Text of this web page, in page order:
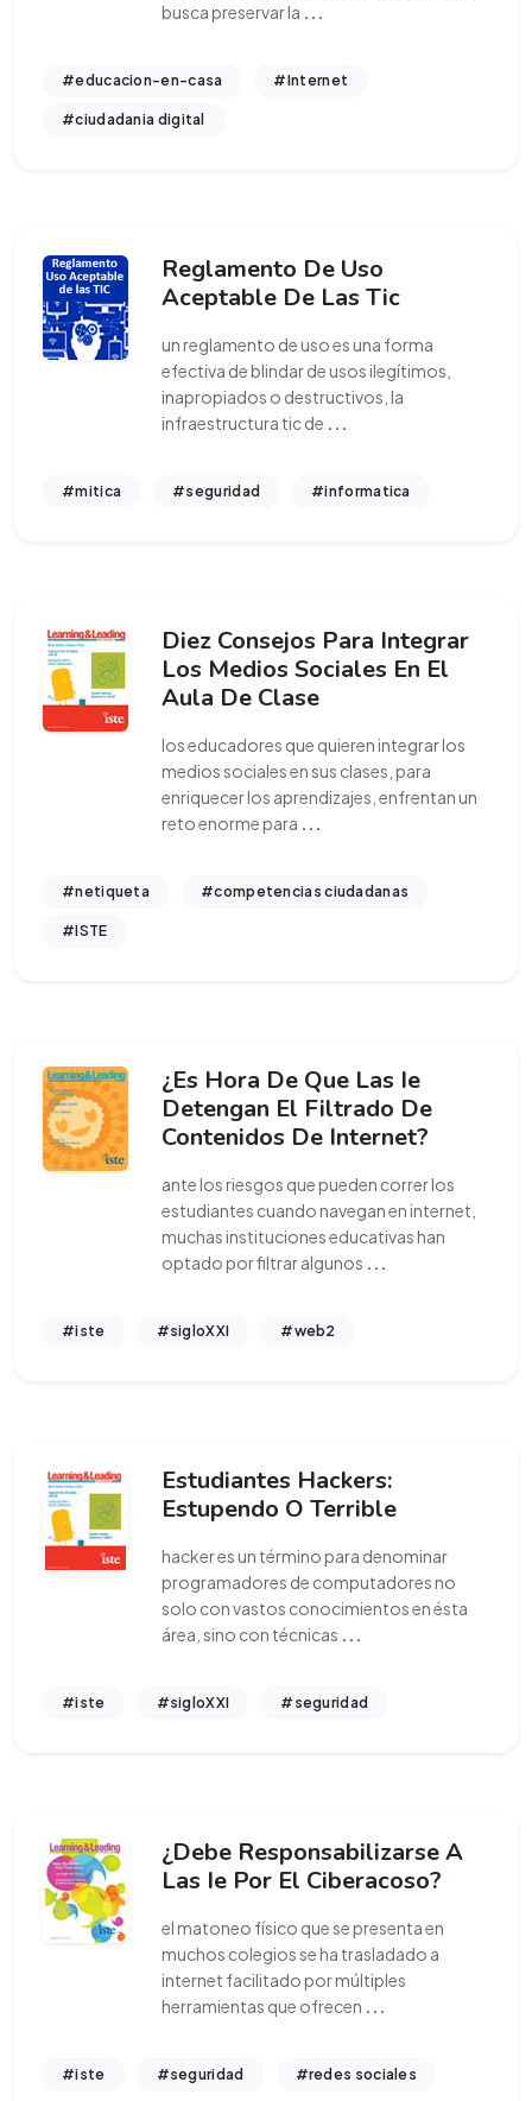
busca preservar la ...
#educacion-en-casa #Internet
#ciudadania digital
Reglamento De Uso
Aceptable De Las Tic
un reglamento de uso es una forma
efectiva de blindar de usos ilegítimos,
inapropiados o destructivos, la
infraestructura tic de ...
#mitica #seguridad #informatica
Diez Consejos Para Integrar
Los Medios Sociales En El
Aula De Clase
los educadores que quieren integrar los
medios sociales en sus clases, para
enriquecer los aprendizajes, enfrentan un
reto enorme para ...
#netiqueta #competencias ciudadanas
#ISTE
¿Es Hora De Que Las Ie
Detengan El Filtrado De
Contenidos De Internet?
ante los riesgos que pueden correr los
estudiantes cuando navegan en internet,
muchas instituciones educativas han
optado por filtrar algunos ...
#iste #sigloXXI #web2
Estudiantes Hackers:
Estupendo O Terrible
hacker es un término para denominar
programadores de computadores no
solo con vastos conocimientos en ésta
área, sino con técnicas ...
#iste #sigloXXI #seguridad
¿Debe Responsabilizarse A
Las Ie Por El Ciberacoso?
el matoneo físico que se presenta en
muchos colegios se ha trasladado a
internet facilitado por múltiples
herramientas que ofrecen ...
#iste #seguridad #redes sociales